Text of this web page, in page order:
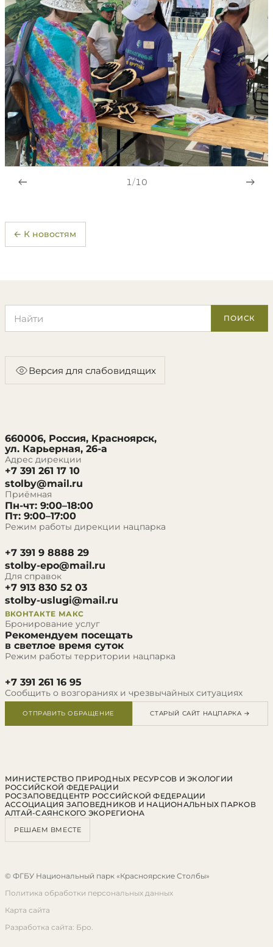
1/10
← К новостям
ПОИСК
Версия для слабовидящих
660006, Россия, Красноярск,
ул. Карьерная, 26-а
Адрес дирекции
+7 391 261 17 10
stolby@mail.ru
Приёмная
Пн-чт: 9:00–18:00
Пт: 9:00–17:00
Режим работы дирекции нацпарка
+7 391 9 8888 29
stolby-epo@mail.ru
Для справок
+7 913 830 52 03
stolby-uslugi@mail.ru
ВКОНТАКТЕ МАКС
Бронирование услуг
Рекомендуем посещать
в светлое время суток
Режим работы территории нацпарка
+7 391 261 16 95
Сообщить о возгораниях и чрезвычайных ситуациях
ОТПРАВИТЬ ОБРАЩЕНИЕ СТАРЫЙ САЙТ НАЦПАРКА →
МИНИСТЕРСТВО ПРИРОДНЫХ РЕСУРСОВ И ЭКОЛОГИИ
РОССИЙСКОЙ ФЕДЕРАЦИИ
РОСЗАПОВЕДЦЕНТР РОССИЙСКОЙ ФЕДЕРАЦИИ
АССОЦИАЦИЯ ЗАПОВЕДНИКОВ И НАЦИОНАЛЬНЫХ ПАРКОВ
АЛТАЙ-САЯНСКОГО ЭКОРЕГИОНА
РЕШАЕМ ВМЕСТЕ
© ФГБУ Национальный парк «Красноярские Столбы»
Политика обработки персональных данных
Карта сайта
Разработка сайта: Бро.